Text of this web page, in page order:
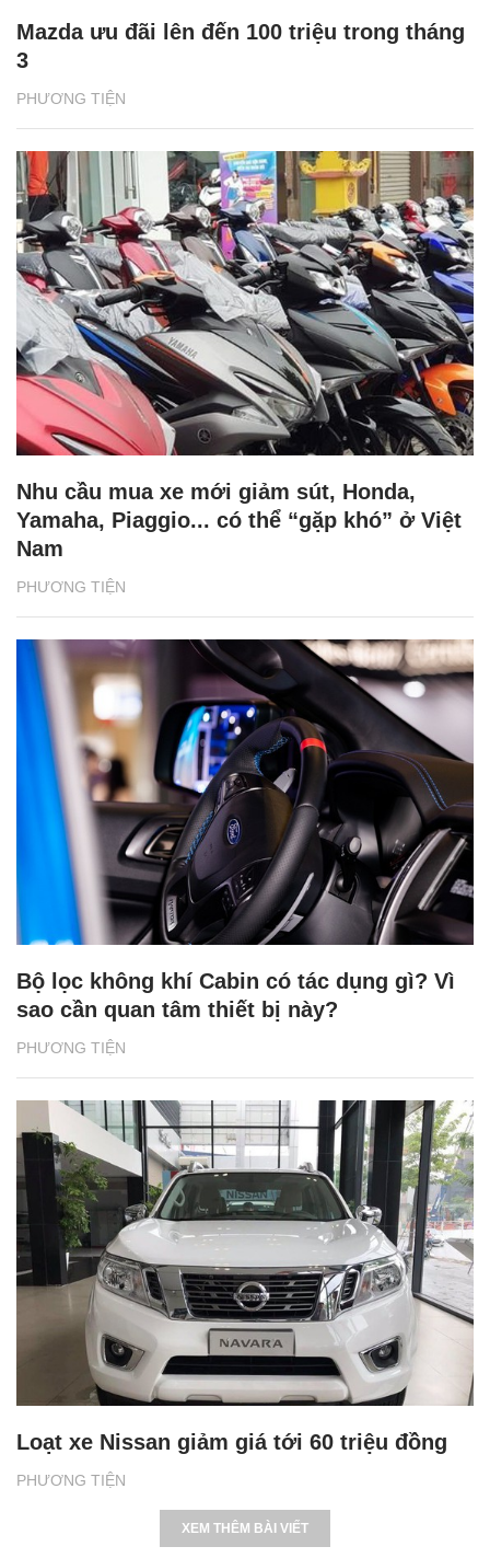
PHƯƠNG TIỆN
Mazda ưu đãi lên đến 100 triệu trong tháng
3
PHƯƠNG TIỆN
Nhu cầu mua xe mới giảm sút, Honda,
Yamaha, Piaggio... có thể “gặp khó” ở Việt
Nam
PHƯƠNG TIỆN
Bộ lọc không khí Cabin có tác dụng gì? Vì
sao cần quan tâm thiết bị này?
PHƯƠNG TIỆN
Loạt xe Nissan giảm giá tới 60 triệu đồng
XEM THÊM BÀI VIẾT